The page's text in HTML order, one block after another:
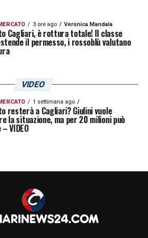
3 ore ago Veronica Mandala
Cagliari, è rottura totale! Il classe
il permesso, i rossoblù valutano
VIDEO
1 settimana ago
resterà a Cagliari? Giulini vuole
la situazione, ma per 20 milioni può
VIDEO